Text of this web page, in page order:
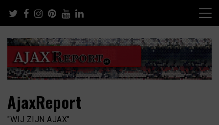
content
AjaxReport
"WIJ ZIJN AJAX"